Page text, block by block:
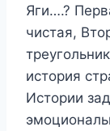
Яги….?
чистая,
история
Истории